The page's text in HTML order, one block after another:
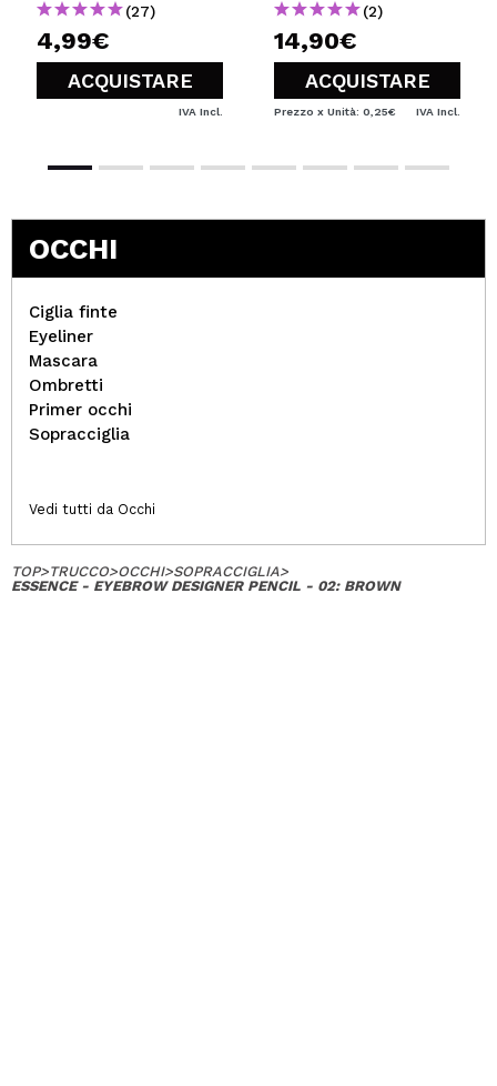
(27)
4,99€
ACQUISTARE
IVA Incl.
(2)
14,90€
ACQUISTARE
Prezzo x Unità: 0,25€ IVA Incl.
OCCHI
Ciglia finte
Eyeliner
Mascara
Ombretti
Primer occhi
Sopracciglia
Vedi tutti da Occhi
TOP>TRUCCO>OCCHI>SOPRACCIGLIA>
ESSENCE - EYEBROW DESIGNER PENCIL - 02: BROWN